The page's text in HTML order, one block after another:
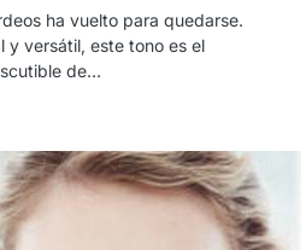
ha vuelto para quedarse.
y versátil, este tono es el
de…